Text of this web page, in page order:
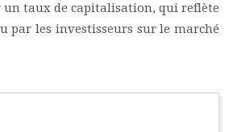
un taux de capitalisation, qui reflète
par les investisseurs sur le marché